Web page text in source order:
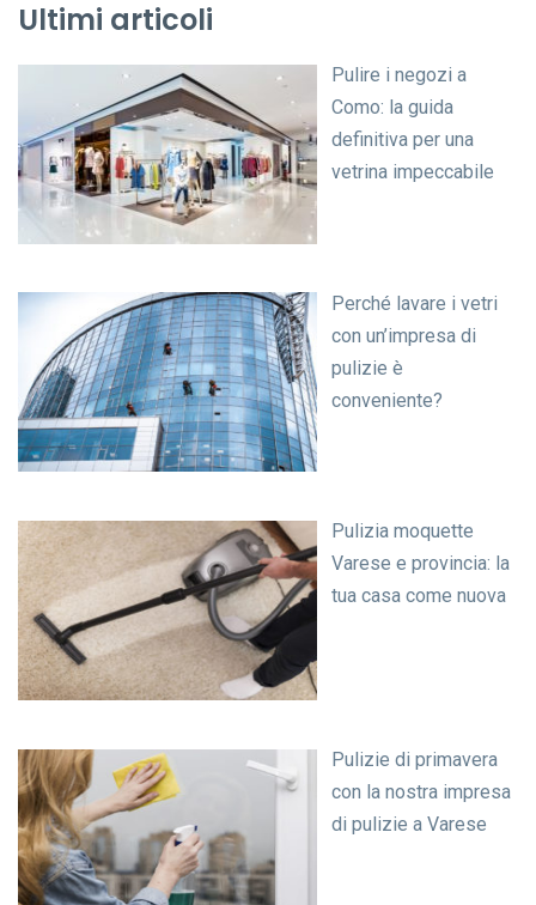
Ultimi articoli
Pulire i negozi a
Como: la guida
definitiva per una
vetrina impeccabile
Perché lavare i vetri
con un’impresa di
pulizie è
conveniente?
Pulizia moquette
Varese e provincia: la
tua casa come nuova
Pulizie di primavera
con la nostra impresa
di pulizie a Varese